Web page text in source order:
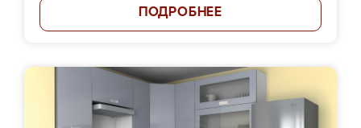
ПОДРОБНЕЕ